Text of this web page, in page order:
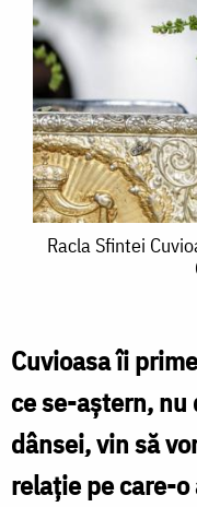
Racla
Parascheva
de
la
Iași
Racla Sfintei
Cuvioasa îi
ce se-aștern, nu
dânsei, vin să
relație pe care-